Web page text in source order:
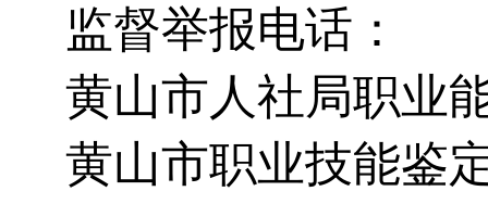
监督举报电话：
黄山市人社局职业
黄山市职业技能鉴